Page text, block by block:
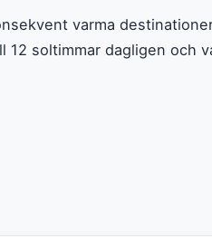
varma
soltimmar dagligen och